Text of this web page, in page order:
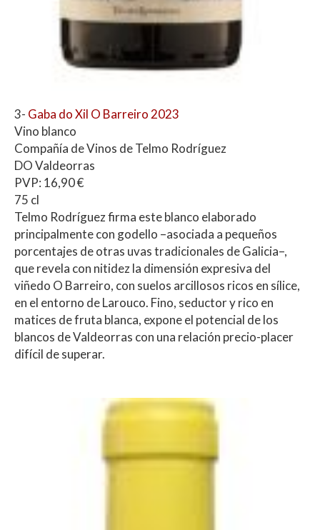
3- Gaba do Xil O Barreiro 2023
Vino blanco
Compañía de Vinos de Telmo Rodríguez
DO Valdeorras
PVP: 16,90 €
75 cl
Telmo Rodríguez firma este blanco elaborado
principalmente con godello –asociada a pequeños
porcentajes de otras uvas tradicionales de Galicia–,
que revela con nitidez la dimensión expresiva del
viñedo O Barreiro, con suelos arcillosos ricos en sílice,
en el entorno de Larouco. Fino, seductor y rico en
matices de fruta blanca, expone el potencial de los
blancos de Valdeorras con una relación precio-placer
difícil de superar.